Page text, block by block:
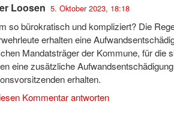
Loosen 5. Oktober 2023, 18:18
so bürokratisch und kompliziert? Die
erhalten eine
Mandatsträger der Kommune, für die
eine zusätzliche
erhalten.
Kommentar antworten